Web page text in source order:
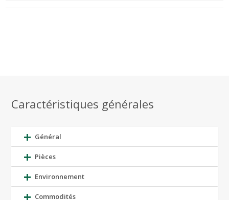
Caractéristiques générales
Général
Pièces
Environnement
Commodités